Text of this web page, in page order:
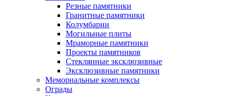
Резные памятники
Гранитные памятники
Колумбарии
Могильные плиты
Мраморные памятники
Проекты памятников
Стеклянные эксклюзивные
Эксклюзивные памятники
Мемориальные комплексы
Ограды